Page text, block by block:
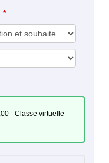
du 16/06/27 à 09:00 au 18/06/27 à 12:00 - Classe virtuelle